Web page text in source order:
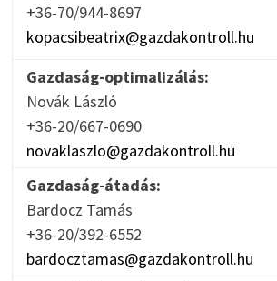
+36-70/944-8697
kopacsibeatrix@gazdakontroll.hu
Gazdaság-optimalizálás:
Novák László
+36-20/667-0690
novaklaszlo@gazdakontroll.hu
Gazdaság-átadás:
Bardocz Tamás
+36-20/392-6552
bardocztamas@gazdakontroll.hu